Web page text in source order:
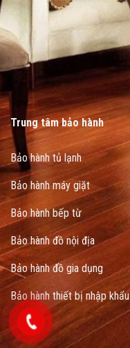
Trung tâm bảo hành
Bảo hành tủ lạnh
Bảo hành máy giặt
Bảo hành bếp từ
Bảo hành đồ nội địa
Bảo hành đồ gia dụng
Bảo hành thiết bị nhập khẩu